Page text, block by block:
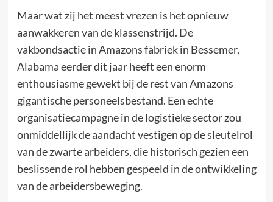
Maar wat zij het meest vrezen is het opnieuw
aanwakkeren van de klassenstrijd. De
vakbondsactie in Amazons fabriek in Bessemer,
Alabama eerder dit jaar heeft een enorm
enthousiasme gewekt bij de rest van Amazons
gigantische personeelsbestand. Een echte
organisatiecampagne in de logistieke sector zou
onmiddellijk de aandacht vestigen op de sleutelrol
van de zwarte arbeiders, die historisch gezien een
beslissende rol hebben gespeeld in de ontwikkeling
van de arbeidersbeweging.